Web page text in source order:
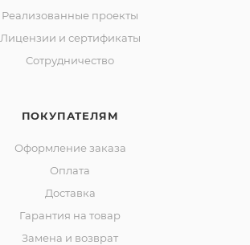
Реализованные проекты
Лицензии и сертификаты
Сотрудничество
ПОКУПАТЕЛЯМ
Оформление заказа
Оплата
Доставка
Гарантия на товар
Замена и возврат